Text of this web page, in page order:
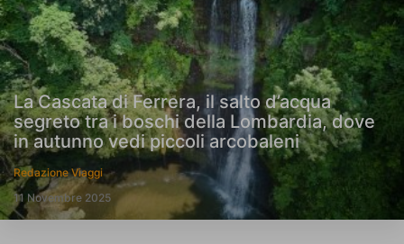
La Cascata di Ferrera, il salto d’acqua
segreto tra i boschi della Lombardia, dove
in autunno vedi piccoli arcobaleni
Redazione Viaggi
11 Novembre 2025